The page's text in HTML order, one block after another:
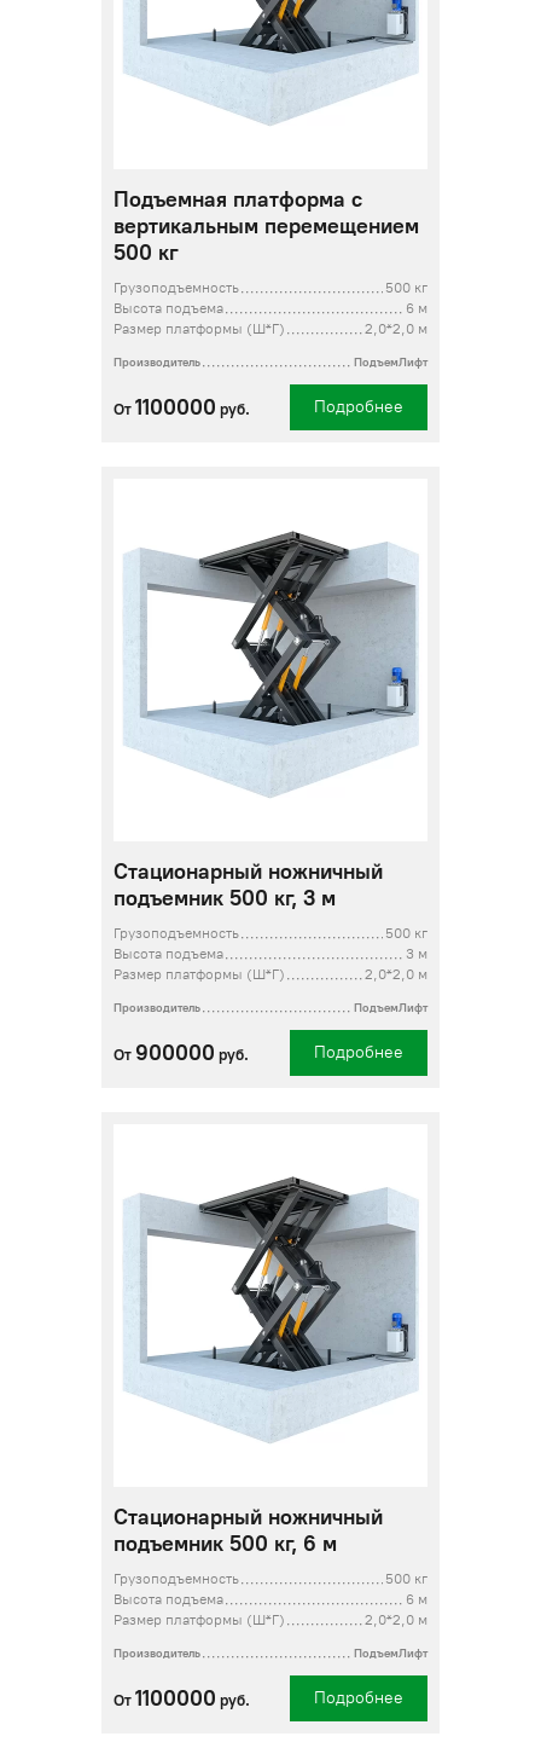
Подъемная платформа с
вертикальным перемещением
500 кг
Грузоподъемность
500 кг
Высота подъема
6 м
Размер платформы (Ш*Г)
2,0*2,0 м
Производитель ПодъемЛифт
От 1100000 руб. Подробнее
Стационарный ножничный
подъемник 500 кг, 3 м
Грузоподъемность
500 кг
Высота подъема
3 м
Размер платформы (Ш*Г)
2,0*2,0 м
Производитель ПодъемЛифт
От 900000 руб. Подробнее
Стационарный ножничный
подъемник 500 кг, 6 м
Грузоподъемность
500 кг
Высота подъема
6 м
Размер платформы (Ш*Г)
2,0*2,0 м
Производитель ПодъемЛифт
От 1100000 руб. Подробнее